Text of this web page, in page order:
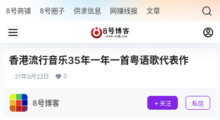
8号商铺 8号圈子 供求信息 网赚线报 文章专题 最新文章
香港流行音乐35年一年一首粤语歌代表作
21年9月22日 0
8号博客 关注 私信